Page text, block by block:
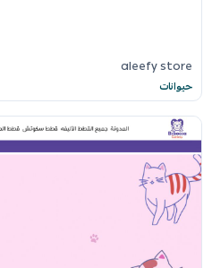
aleefy store
حيوانات